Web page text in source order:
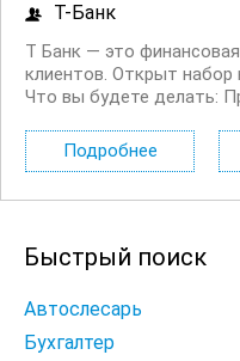
Т-Банк
Т Банк — это
клиентов. Открыт набор
Что вы будете делать:
клиентов в финансовых
дополнительные услуги и
Подробнее
Быстрый поиск
Автослесарь
Бухгалтер